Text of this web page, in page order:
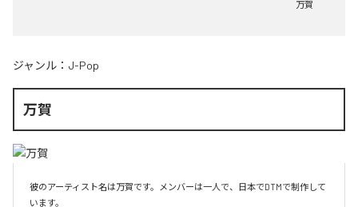
万賀
ジャンル： J-Pop
万賀
彼のアーティスト名は万賀です。メンバーは一人で、日本でDTMで制作して
います。